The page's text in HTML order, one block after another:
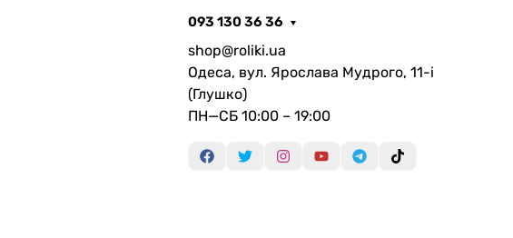
093 130 36 36
shop@roliki.ua
Одеса, вул. Ярослава Мудрого, 11-i
(Глушко)
ПН—СБ 10:00 – 19:00